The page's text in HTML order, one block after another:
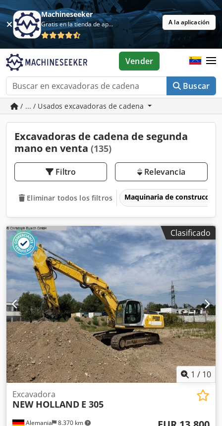
Machineseeker
Gratis en la tienda de aplicaciones A la aplicación
Buscar
Vender
/ ... / Usados excavadoras de cadena
Excavadoras de cadena de segunda
mano en venta (135)
Filtro Relevancia
Eliminar todos los filtros Maquinaria de construcción
Clasificado
1 / 10
Alemania 8.370 km
Excavadora
NEW HOLLAND E 305